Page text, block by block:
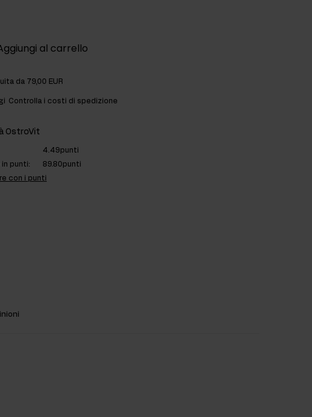
al carrello
da 79,00 EUR
Controlla i costi di spedizione
OstroVit
4.49punti
punti:
89.80punti
con i punti